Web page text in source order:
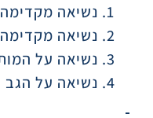
נשיאה
נשיאה מקדימה – עם הפנים
נשיאה על המותן/צד (מגיל 6 חודשים
נשיאה על הגב (מגיל 6 חודשים לערך, כאשר